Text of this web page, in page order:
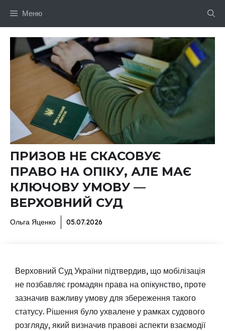
Меню
ПРИЗОВ НЕ СКАСОВУЄ
ПРАВО НА ОПІКУ, АЛЕ МАЄ
КЛЮЧОВУ УМОВУ —
ВЕРХОВНИЙ СУД
Ольга Яценко 05.07.2026
Верховний Суд України підтвердив, що мобілізація
не позбавляє громадян права на опікунство, проте
зазначив важливу умову для збереження такого
статусу. Рішення було ухвалене у рамках судового
розгляду, який визначив правові аспекти взаємодії